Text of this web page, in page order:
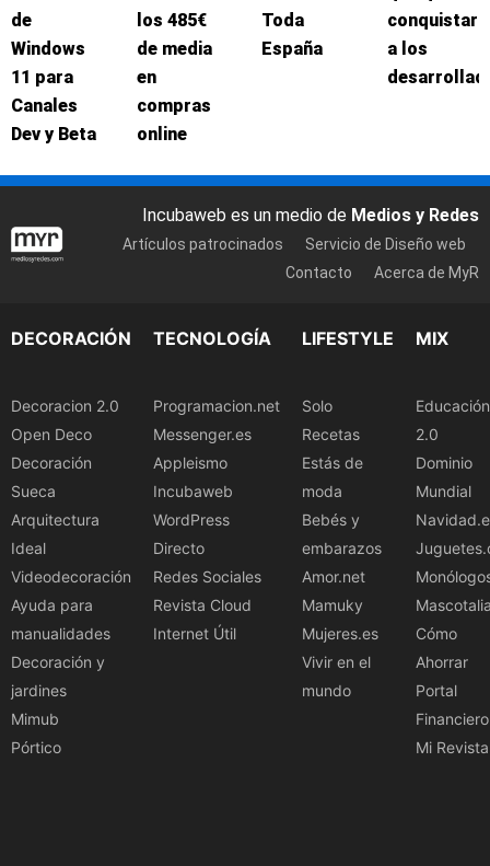
de
Windows
11 para
Canales
Dev y Beta
los 485€
de media
en
compras
online
Toda
España
conquistar
a los
Incubaweb es un medio de Medios y Redes
Artículos patrocinados
Servicio de Diseño web
Contacto
Acerca de MyR
DECORACIÓN
Decoracion 2.0
Open Deco
Decoración
Sueca
Arquitectura
Ideal
Videodecoración
Ayuda para
manualidades
Decoración y
jardines
Mimub
Pórtico
TECNOLOGÍA
Programacion.net
Messenger.es
Appleismo
Incubaweb
WordPress
Directo
Redes Sociales
Revista Cloud
Internet Útil
LIFESTYLE
Solo
Recetas
Estás de
moda
Bebés y
embarazos
Amor.net
Mamuky
Mujeres.es
Vivir en el
mundo
MIX
Educación
2.0
Dominio
Mundial
Cómo
Ahorrar
Portal
Financiero
Mi Revista